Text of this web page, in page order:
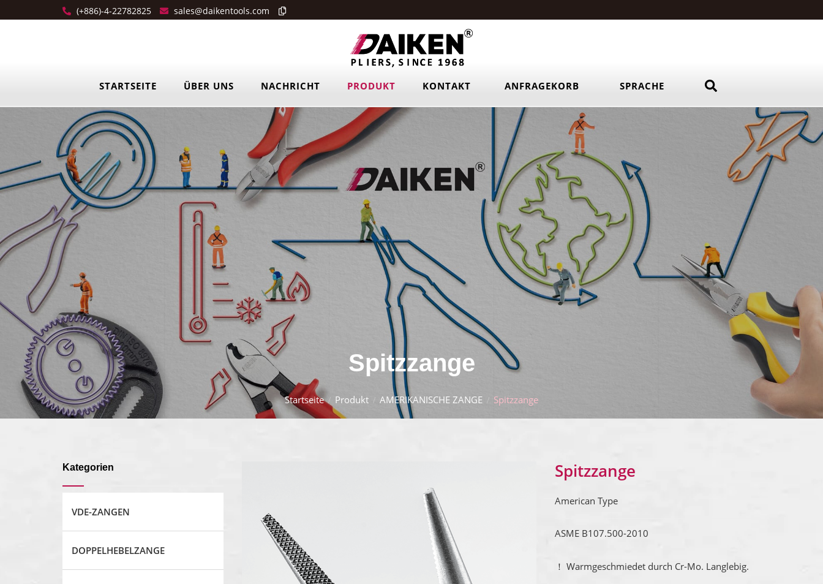
(+886)-4-22782825 sales@daikentools.com
STARTSEITE ÜBER UNS NACHRICHT PRODUKT KONTAKT ANFRAGEKORB SPRACHE
Spitzzange
Startseite Produkt AMERIKANISCHE ZANGE Spitzzange
Kategorien
VDE-ZANGEN
DOPPELHEBELZANGE
Spitzzange
American Type
ASME B107.500-2010
！ Warmgeschmiedet durch Cr-Mo. Langlebig.